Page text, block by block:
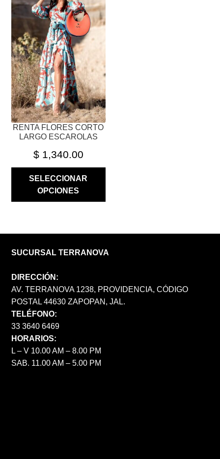
RENTA FLORES CORTO
LARGO ESCAROLAS
$1,340.00
SELECCIONAR
OPCIONES
MÚLTIPLES
VARIANTES.
LAS
OPCIONES
SE
PUEDEN
ELEGIR
EN
LA
PÁGINA
DE
SUCURSAL TERRANOVA
DIRECCIÓN:
AV. TERRANOVA 1238, PROVIDENCIA, CÓDIGO
POSTAL 44630 ZAPOPAN, JAL.
TELÉFONO:
33 3640 6469
HORARIOS:
L – V 10.00 AM – 8.00 PM
SAB. 11.00 AM – 5.00 PM